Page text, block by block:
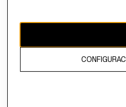
El contenido de esta página web
propiedad de H&M Hennes & Mauritz